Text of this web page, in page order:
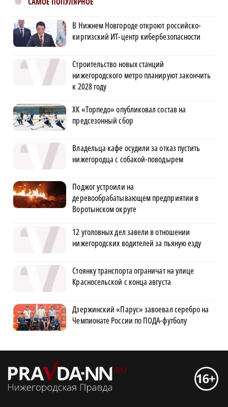
В Нижнем Новгороде откроют российско-
киргизский ИТ-центр кибербезопасности
Строительство новых станций
нижегородского метро планируют закончить
к 2028 году
ХК «Торпедо» опубликовал состав на
предсезонный сбор
Владельца кафе осудили за отказ пустить
нижегородца с собакой-поводырем
Поджог устроили на
деревообрабатывающем предприятии в
Воротынском округе
12 уголовных дел завели в отношении
нижегородских водителей за пьяную езду
Стоянку транспорта ограничат на улице
Красносельской с конца августа
Дзержинский «Парус» завоевал серебро на
Чемпионате России по ПОДА-футболу